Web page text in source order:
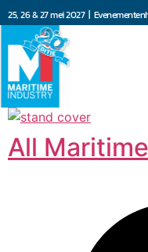
25, 26 & 27 mei 2027 |
All